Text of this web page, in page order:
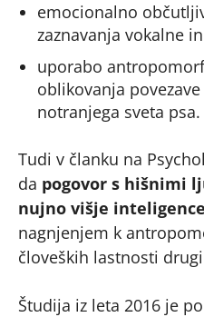
emocionalno
zaznavanja vokalne
uporabo
oblikovanja
notranjega sveta psa.
Tudi v članku na
da pogovor s hišnimi
nujno višje inteligence
nagnjenjem k
človeških lastnosti
Študija iz leta 2016 je